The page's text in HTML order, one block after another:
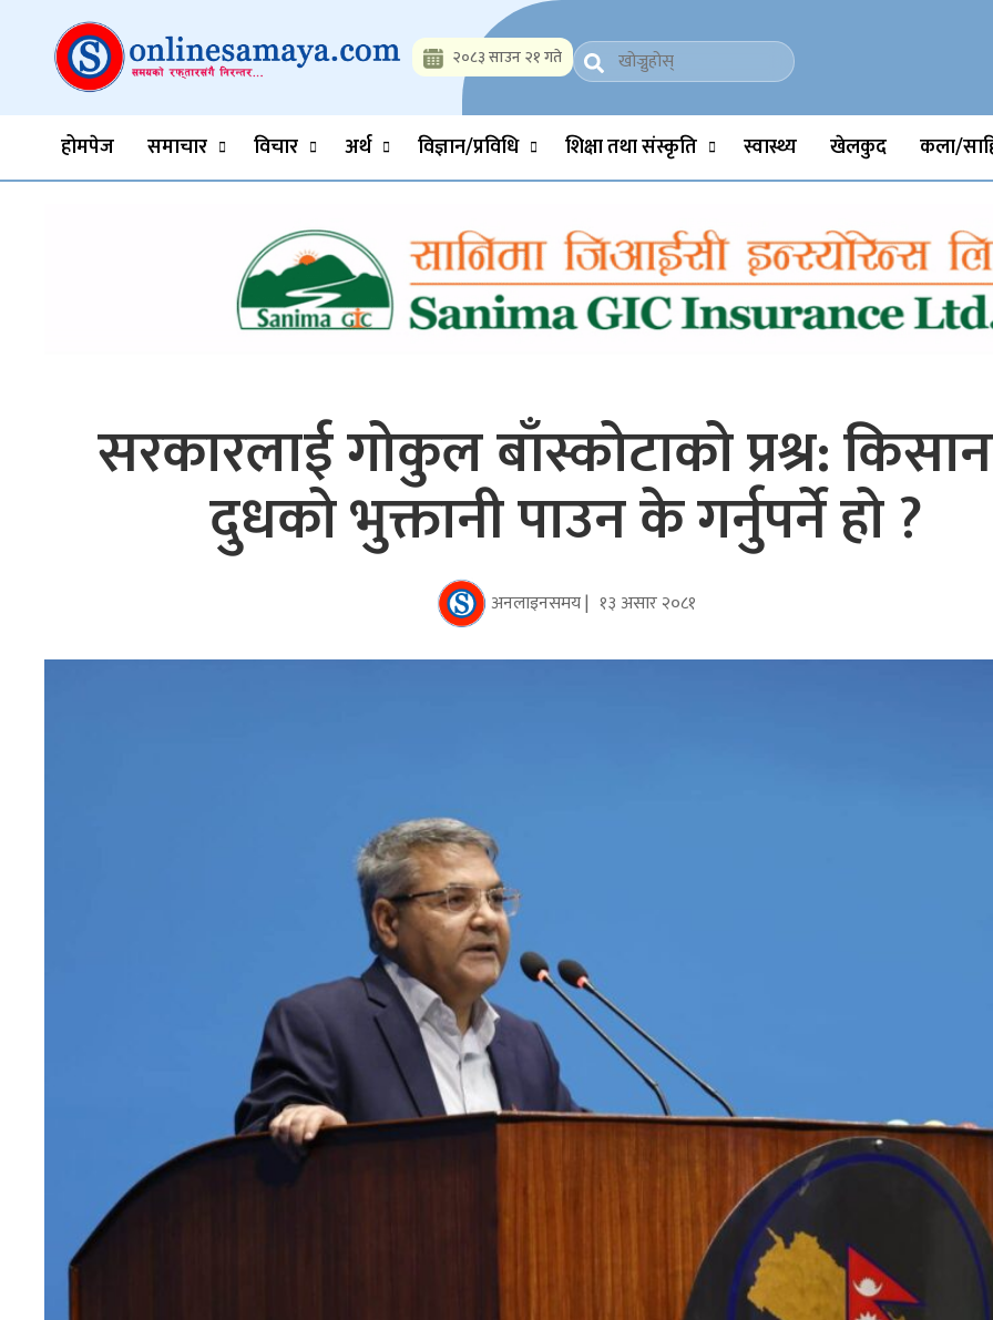
content
Onlinesamaya.com
Nepal News Portal, Business, Hot News, Interview, Opinions, Politics, Science, Technology, Social, Media, Sports, Youth, Model
२०८३ साउन २१ गते
होमपेज समाचार विचार अर्थ विज्ञान/प्रविधि शिक्षा तथा संस्कृति स्वास्थ्य खेलकुद कला/
सरकारलाई गोकुल बाँस्कोटाको प्रश्र:
दुधको भुक्तानी पाउन के गर्नुपर्ने हो ?
अनलाइनसमय | १३ असार २०८१